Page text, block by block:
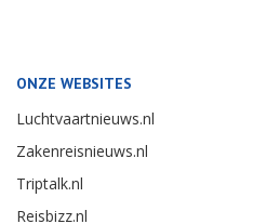
ONZE WEBSITES
Luchtvaartnieuws.nl
Zakenreisnieuws.nl
Triptalk.nl
Reisbizz.nl